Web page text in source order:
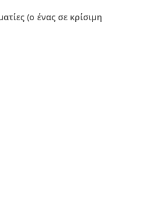
(ο ένας σε κρίσιμη